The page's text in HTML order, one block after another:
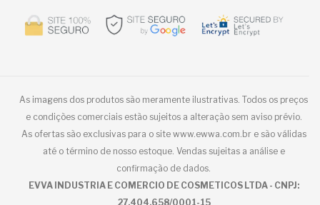
As imagens dos produtos são meramente ilustrativas. Todos os preços
e condições comerciais estão sujeitos a alteração sem aviso prévio.
As ofertas são exclusivas para o site www.ewwa.com.br e são válidas
até o término de nosso estoque. Vendas sujeitas a análise e
confirmação de dados.
EVVA INDUSTRIA E COMERCIO DE COSMETICOS LTDA - CNPJ:
27.404.658/0001-15